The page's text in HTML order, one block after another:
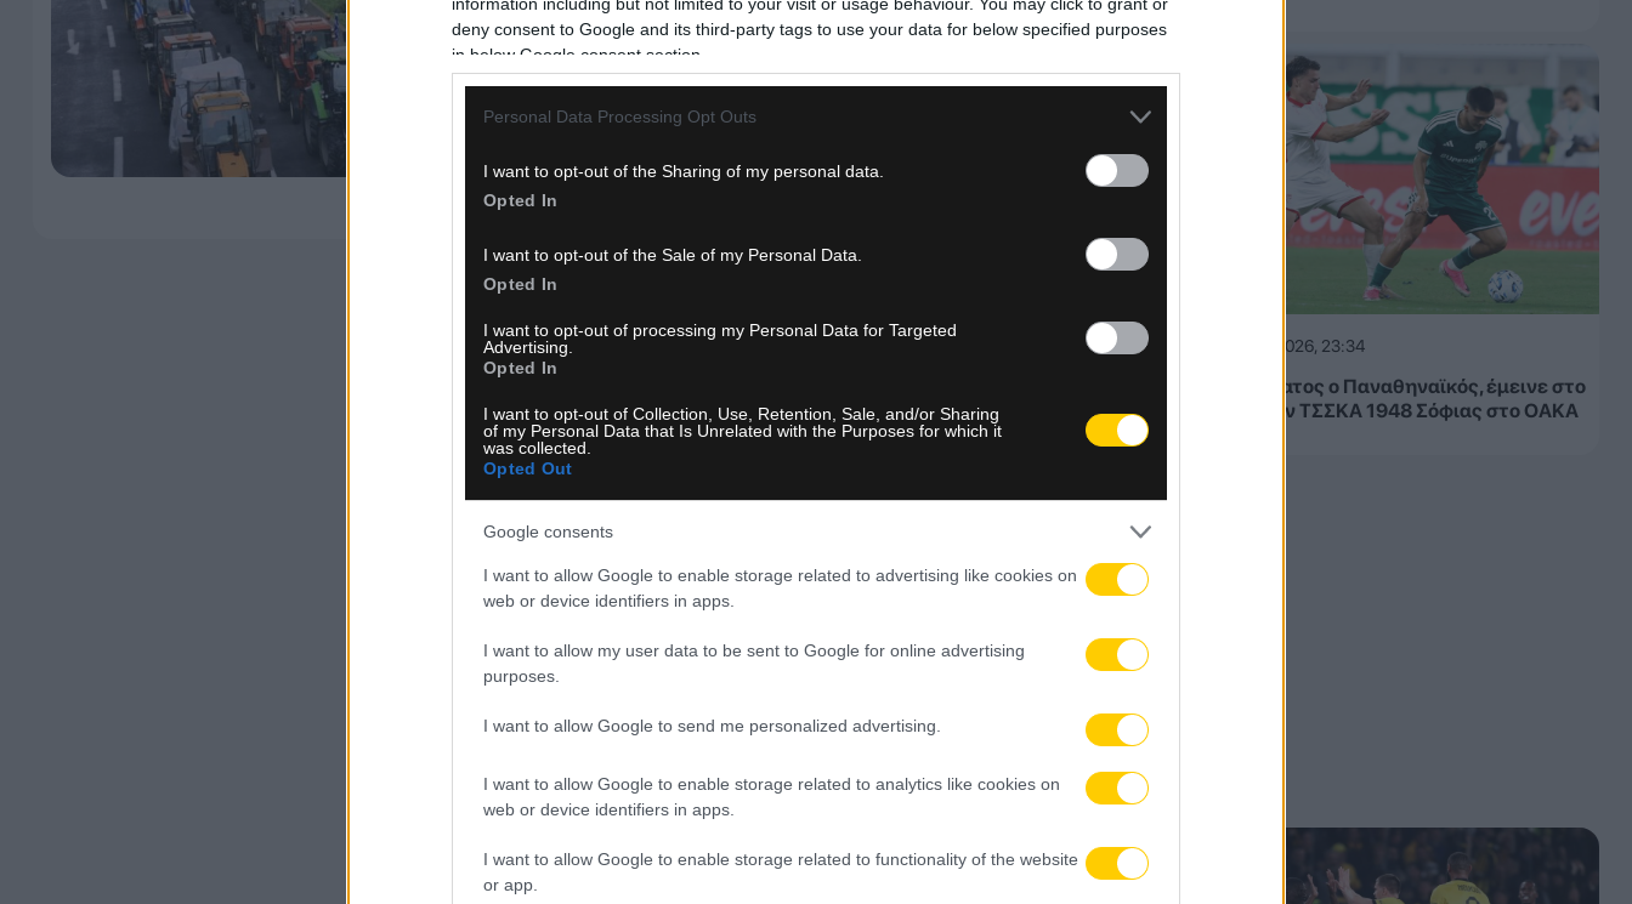
deny consent to Google and its third-party tags to use your data for below specified purposes
in below Google consent section.
Personal Data Processing Opt Outs
I want to opt-out of the Sharing of my personal data.
Opted In
I want to opt-out of the Sale of my Personal Data.
Opted In
I want to opt-out of processing my Personal Data for Targeted
Advertising.
Opted In
I want to opt-out of Collection, Use, Retention, Sale, and/or Sharing
of my Personal Data that Is Unrelated with the Purposes for which it
was collected.
Opted Out
Google consents
I want to allow Google to enable storage related to advertising like cookies on
web or device identifiers in apps.
I want to allow my user data to be sent to Google for online advertising
purposes.
I want to allow Google to send me personalized advertising.
I want to allow Google to enable storage related to analytics like cookies on
web or device identifiers in apps.
I want to allow Google to enable storage related to functionality of the website
or app.
θα προχωρήσει τελικά την Τρίτη ο πρωθυπουργός Κυριάκος
Μητσοτάκης, μετά το αδιέξοδο που προέκυψε ως προς την κοινή
εκπροσώπηση των μπλόκων. Σύμφωνα με κυβερνητικές πηγές,
πραγματοποιηθεί μία ενιαία συνάντηση με τον πρωθυπουργό.
Δείτε Περισσότερα
05.08.2026, 23:34
Μετριότατος ο Παναθηναϊκός, έμεινε στο
1-1 με την ΤΣΣΚΑ 1948 Σόφιας στο ΟΑΚΑ